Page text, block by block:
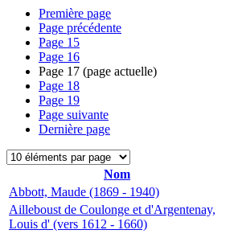
Première page
Page précédente
Page 15
Page 16
Page 17 (page actuelle)
Page 18
Page 19
Page suivante
Dernière page
Nom
Abbott, Maude (1869 - 1940)
Ailleboust de Coulonge et d'Argentenay,
Louis d' (vers 1612 - 1660)